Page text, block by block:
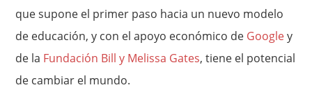
que supone el primer paso hacia un nuevo modelo
de educación, y con el apoyo económico de Googley
de la Fundación Bill y Melissa Gates, tiene el potencial
de cambiar el mundo.